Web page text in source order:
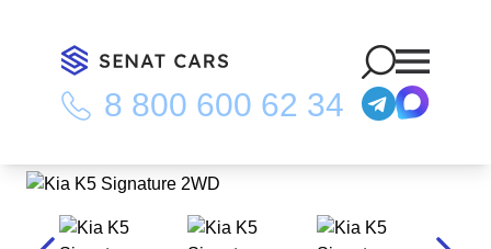
8 800 600 62 34
Главная Каталог/Kia K5 Signature 2WD